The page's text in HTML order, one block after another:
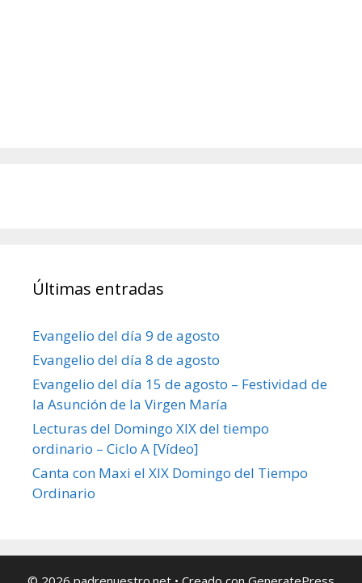
Últimas entradas
Evangelio del día 9 de agosto
Evangelio del día 8 de agosto
Evangelio del día 15 de agosto – Festividad de
la Asunción de la Virgen María
Lecturas del Domingo XIX del tiempo
ordinario – Ciclo A [Vídeo]
Canta con Maxi el XIX Domingo del Tiempo
Ordinario